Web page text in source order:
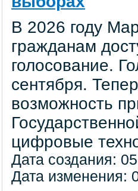
В 2026 году
гражданам
голосование.
сентября.
возможность
цифровые
Дата создания:
Дата изменения: